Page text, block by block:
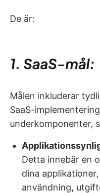
De är:
1. SaaS-mål:
Målen inkluderar
SaaS-
underkomponenter,
Detta innebär en
dina
användning,